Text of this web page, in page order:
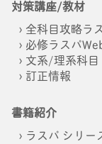
対策講座/教材
全科目攻略ラ
必修ラスパ
文系/理系科目
訂正情報
書籍紹介
ラスパ シリー